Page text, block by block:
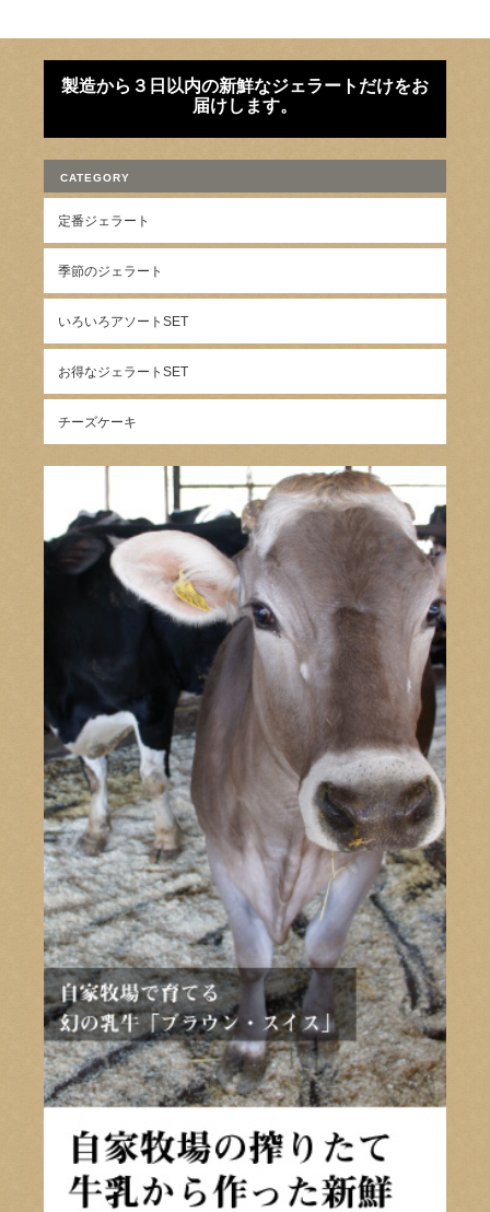
製造から３日以内の新鮮なジェラートだけをお
届けします。
CATEGORY
定番ジェラート
季節のジェラート
いろいろアソートSET
お得なジェラートSET
チーズケーキ